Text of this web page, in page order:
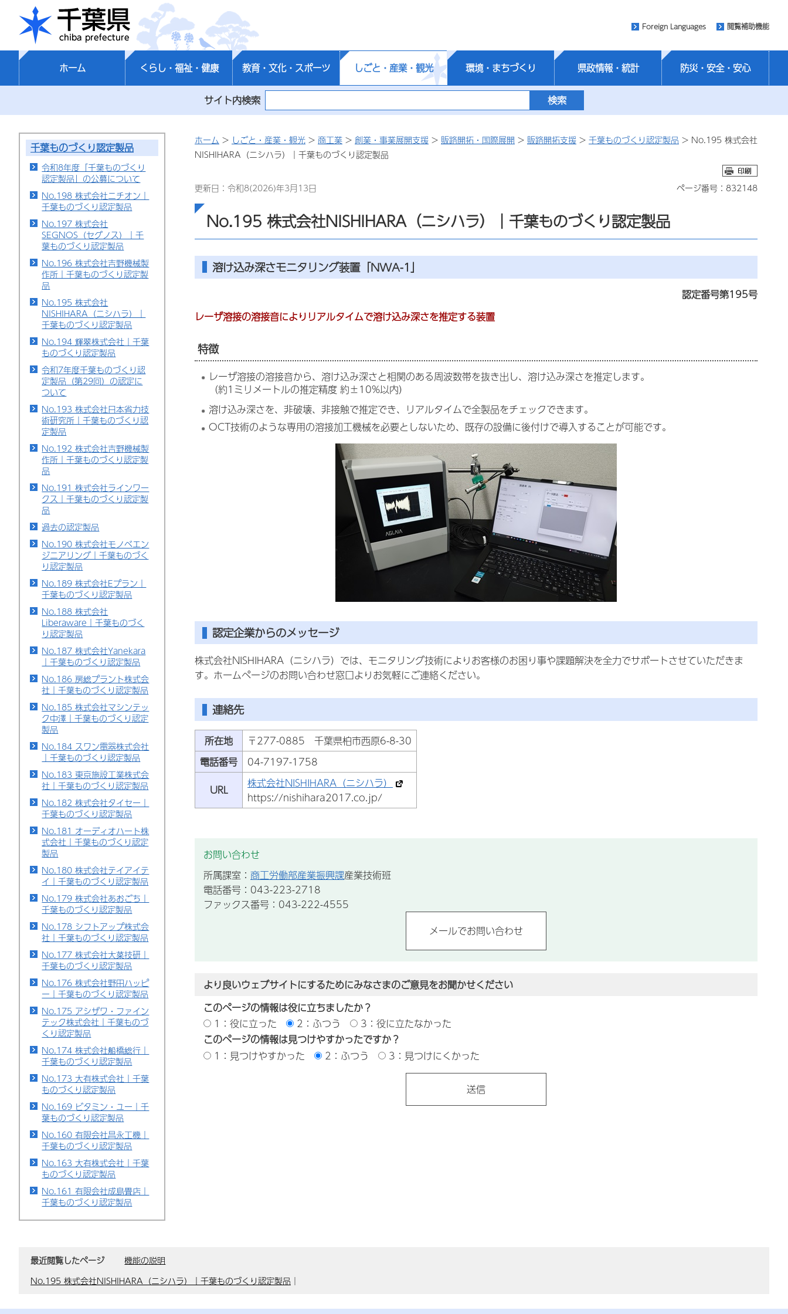
千葉県
Foreign Languages 閲覧補助機能
ホーム くらし・福祉・健康 教育・文化・スポーツ しごと・産業・観光 環境・まちづくり 県政情報・統計 防災・安全・安心
サイト内検索
千葉ものづくり認定製品
令和8年度「千葉ものづくり
認定製品」の公募について
No.198 株式会社ニチオン｜
千葉ものづくり認定製品
No.197 株式会社
SEGNOS（セグノス）｜千
葉ものづくり認定製品
No.196 株式会社吉野機械製
作所｜千葉ものづくり認定製
品
No.195 株式会社
NISHIHARA（ニシハラ）｜
千葉ものづくり認定製品
No.194 輝翠株式会社｜千葉
ものづくり認定製品
令和7年度千葉ものづくり認
定製品（第29回）の認定に
ついて
No.193 株式会社日本省力技
術研究所｜千葉ものづくり認
定製品
No.192 株式会社吉野機械製
作所｜千葉ものづくり認定製
品
No.191 株式会社ラインワー
クス｜千葉ものづくり認定製
品
過去の認定製品
No.190 株式会社モノベエン
ジニアリング｜千葉ものづく
り認定製品
No.189 株式会社Eプラン｜
千葉ものづくり認定製品
No.188 株式会社
Liberaware｜千葉ものづく
り認定製品
No.187 株式会社Yanekara
｜千葉ものづくり認定製品
No.186 房総プラント株式会
社｜千葉ものづくり認定製品
No.185 株式会社マシンテッ
ク中澤｜千葉ものづくり認定
製品
No.184 スワン電器株式会社
｜千葉ものづくり認定製品
No.183 東京施設工業株式会
社｜千葉ものづくり認定製品
No.182 株式会社タイセー｜
千葉ものづくり認定製品
No.181 オーディオハート株
式会社｜千葉ものづくり認定
製品
No.180 株式会社テイアイテ
イ｜千葉ものづくり認定製品
No.179 株式会社あおごち｜
千葉ものづくり認定製品
No.178 シフトアップ株式会
社｜千葉ものづくり認定製品
No.177 株式会社大菜技研｜
千葉ものづくり認定製品
No.176 株式会社野田ハッピ
ー｜千葉ものづくり認定製品
No.175 アシザワ・ファイン
テック株式会社｜千葉ものづ
くり認定製品
No.174 株式会社船橋総行｜
千葉ものづくり認定製品
No.173 大有株式会社｜千葉
ものづくり認定製品
No.169 ビタミン・ユー｜千
葉ものづくり認定製品
No.160 有限会社昌永工機｜
千葉ものづくり認定製品
No.163 大有株式会社｜千葉
ものづくり認定製品
No.161 有限会社成島畳店｜
千葉ものづくり認定製品
ホーム > しごと・産業・観光 > 商工業 > 創業・事業展開支援 > 販路開拓・国際展開 > 販路開拓支援 > 千葉ものづくり認定製品 > No.195 株式会社
NISHIHARA（ニシハラ）｜千葉ものづくり認定製品
更新日：令和8(2026)年3月13日 ページ番号：832148
No.195 株式会社NISHIHARA（ニシハラ）｜千葉ものづくり認定製品
溶け込み深さモニタリング装置「NWA-1」
認定番号第195号
レーザ溶接の溶接音によりリアルタイムで溶け込み深さを推定する装置
特徴
レーザ溶接の溶接音から、溶け込み深さと相関のある周波数帯を抜き出し、溶け込み深さを推定します。
（約1ミリメートルの推定精度 約±10%以内）
溶け込み深さを、非破壊、非接触で推定でき、リアルタイムで全製品をチェックできます。
OCT技術のような専用の溶接加工機械を必要としないため、既存の設備に後付けで導入することが可能です。
認定企業からのメッセージ
株式会社NISHIHARA（ニシハラ）では、モニタリング技術によりお客様のお困り事や課題解決を全力でサポートさせていただきま
す。ホームページのお問い合わせ窓口よりお気軽にご連絡ください。
連絡先
所在地
〒277-0885 千葉県柏市西原6-8-30
電話番号
04-7197-1758
URL
株式会社NISHIHARA（ニシハラ）
https://nishihara2017.co.jp/
お問い合わせ
所属課室： 商工労働部産業振興課産業技術班
電話番号：043-223-2718
ファックス番号：043-222-4555
より良いウェブサイトにするためにみなさまのご意見をお聞かせください
このページの情報は役に立ちましたか？
1：役に立った
2：ふつう
3：役に立たなかった
このページの情報は見つけやすかったですか？
1：見つけやすかった
2：ふつう 3：見つけにくかった
最近閲覧したページ
機能の説明
No.195 株式会社NISHIHARA（ニシハラ）｜千葉ものづくり認定製品 ｜